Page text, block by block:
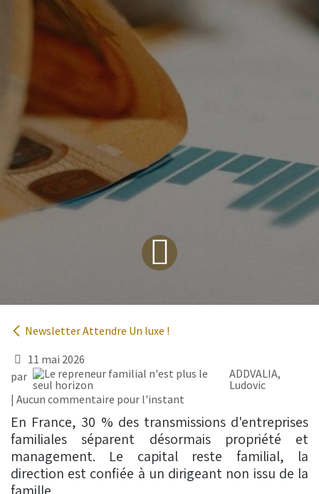
Newsletter Attendre Un luxe !
11 mai 2026
par
ADDVALIA,
Ludovic
| Aucun commentaire pour l'instant
En France, 30 % des transmissions d'entreprises
familiales séparent désormais propriété et
management. Le capital reste familial, la
direction est confiée à un dirigeant non issu de la